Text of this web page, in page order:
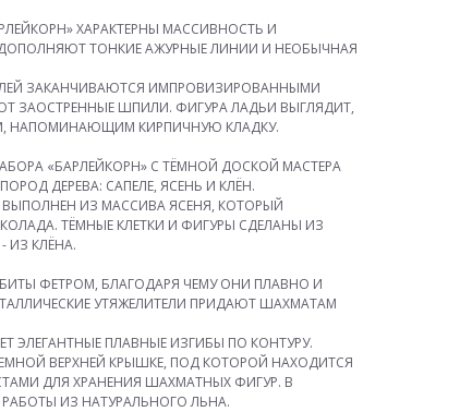
ХАРАКТЕРНЫ МАССИВНОСТЬ И
ТОНКИЕ АЖУРНЫЕ ЛИНИИ И НЕОБЫЧНАЯ
ЗАКАНЧИВАЮТСЯ ИМПРОВИЗИРОВАННЫМИ
ЗАОСТРЕННЫЕ ШПИЛИ. ФИГУРА ЛАДЬИ ВЫГЛЯДИТ,
НАПОМИНАЮЩИМ КИРПИЧНУЮ КЛАДКУ.
«БАРЛЕЙКОРН» С ТЁМНОЙ ДОСКОЙ МАСТЕРА
ДЕРЕВА: САПЕЛЕ, ЯСЕНЬ И КЛЁН.
ИЗ МАССИВА ЯСЕНЯ, КОТОРЫЙ
ТЁМНЫЕ КЛЕТКИ И ФИГУРЫ СДЕЛАНЫ ИЗ
ИЗ КЛЁНА.
ФЕТРОМ, БЛАГОДАРЯ ЧЕМУ ОНИ ПЛАВНО И
УТЯЖЕЛИТЕЛИ ПРИДАЮТ ШАХМАТАМ
ЭЛЕГАНТНЫЕ ПЛАВНЫЕ ИЗГИБЫ ПО КОНТУРУ.
ВЕРХНЕЙ КРЫШКЕ, ПОД КОТОРОЙ НАХОДИТСЯ
ДЛЯ ХРАНЕНИЯ ШАХМАТНЫХ ФИГУР. В
ИЗ НАТУРАЛЬНОГО ЛЬНА.